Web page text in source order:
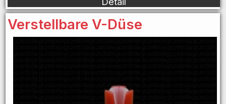
Verstellbare V-Düse